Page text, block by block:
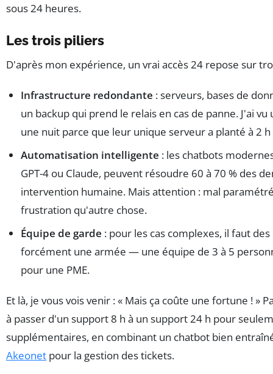
sous 24 heures.
Les trois piliers
D'après mon expérience, un vrai accès 24 repose sur
Infrastructure redondante : serveurs, bases de
un backup qui prend le relais en cas de panne. J'ai
une nuit parce que leur unique serveur a planté à 2
Automatisation intelligente : les chatbots
GPT-4 ou Claude, peuvent résoudre 60 à 70 % des
intervention humaine. Mais attention : mal
frustration qu'autre chose.
Équipe de garde : pour les cas complexes, il faut
forcément une armée — une équipe de 3 à 5
pour une PME.
Et là, je vous vois venir : « Mais ça coûte une fortune ! »
à passer d'un support 8 h à un support 24 h pour
supplémentaires, en combinant un chatbot bien
Akeonet pour la gestion des tickets.